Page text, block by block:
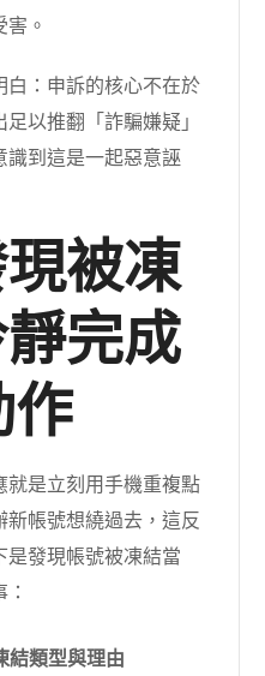
。
白：申訴的核心不在於
以推翻「詐騙嫌疑」
識到這是一起惡意誣
被凍
完成
是立刻用手機重複點
帳號想繞過去，這反
發現帳號被凍結當
結類型與理由